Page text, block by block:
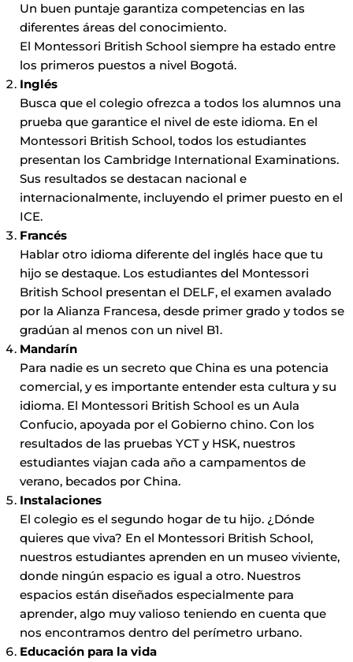
Un buen puntaje garantiza competencias en las
diferentes áreas del conocimiento.
El Montessori British School siempre ha estado entre
los primeros puestos a nivel Bogotá.
Inglés
Busca que el colegio ofrezca a todos los alumnos una
prueba que garantice el nivel de este idioma. En el
Montessori British School, todos los estudiantes
presentan los Cambridge International Examinations.
Sus resultados se destacan nacional e
internacionalmente, incluyendo el primer puesto en el
ICE.
Francés
Hablar otro idioma diferente del inglés hace que tu
hijo se destaque. Los estudiantes del Montessori
British School presentan el DELF, el examen avalado
por la Alianza Francesa, desde primer grado y todos se
gradúan al menos con un nivel B1.
Mandarín
Para nadie es un secreto que China es una potencia
comercial, y es importante entender esta cultura y su
idioma. El Montessori British School es un Aula
Confucio, apoyada por el Gobierno chino. Con los
resultados de las pruebas YCT y HSK, nuestros
estudiantes viajan cada año a campamentos de
verano, becados por China.
Instalaciones
El colegio es el segundo hogar de tu hijo. ¿Dónde
quieres que viva? En el Montessori British School,
nuestros estudiantes aprenden en un museo viviente,
donde ningún espacio es igual a otro. Nuestros
espacios están diseñados especialmente para
aprender, algo muy valioso teniendo en cuenta que
nos encontramos dentro del perímetro urbano.
Educación para la vida